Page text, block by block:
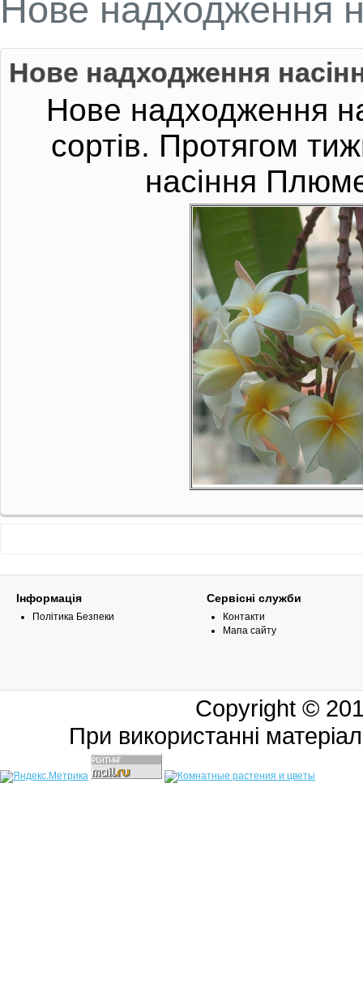
Нове надходження
Нове надходження
Нове надходження
сортів. Протягом
насіння
Інформація
Політика Безпеки
Сервісні служби
Контакти
Мапа сайту
Copyright ©
При використанні